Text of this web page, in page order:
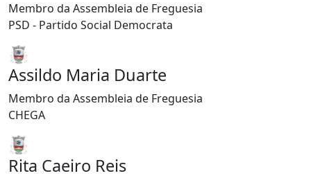
Membro da Assembleia de Freguesia
PSD - Partido Social Democrata
Assildo Maria Duarte
Membro da Assembleia de Freguesia
CHEGA
Rita Caeiro Reis